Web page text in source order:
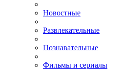
Новостные
Развлекательные
Познавательные
Фильмы и сериалы